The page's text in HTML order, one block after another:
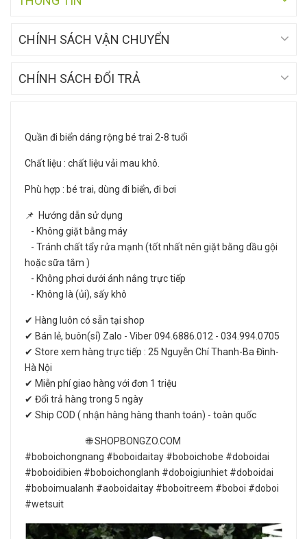
CHÍNH SÁCH VẬN CHUYỂN
CHÍNH SÁCH ĐỔI TRẢ
Quần đi biển dáng rộng bé trai 2-8 tuổi
Chất liệu : chất liệu vải mau khô.
Phù hợp : bé trai, dùng đi biển, đi bơi
📌 Hướng dẫn sử dụng
- Không giặt bằng máy
- Tránh chất tẩy rửa mạnh (tốt nhất nên giặt bằng dầu gội
hoặc sữa tắm )
- Không phơi dưới ánh nắng trực tiếp
- Không là (ủi), sấy khô
✔ Hàng luôn có sẵn tại shop
✔ Bán lẻ, buôn(sỉ) Zalo - Viber 094.6886.012 - 034.994.0705
✔ Store xem hàng trực tiếp : 25 Nguyễn Chí Thanh-Ba Đình-
Hà Nội
✔ Miễn phí giao hàng với đơn 1 triệu
✔ Đổi trả hàng trong 5 ngày
✔ Ship COD ( nhận hàng hàng thanh toán) - toàn quốc
🌐 SHOPBONGZO.COM
#boboichongnang #boboidaitay #boboichobe #doboidai
#boboidibien #boboichonglanh #doboigiunhiet #doboidai
#boboimualanh #aoboidaitay #boboitreem #boboi #doboi
#wetsuit